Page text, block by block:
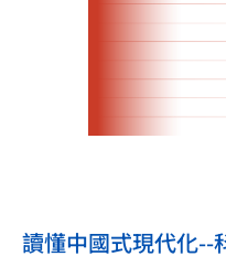
讀懂中國式現代化--